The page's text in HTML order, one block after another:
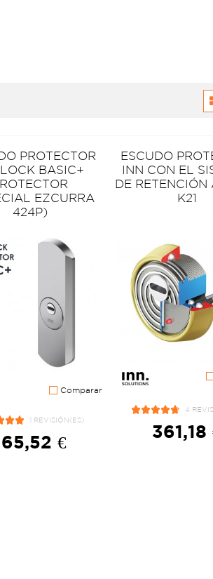
PROTECTOR
BASIC+
EZCURRA
424P)
Comparar
1 REVISIÓN(ES)
€
ESCUDO
INN CON EL
DE RETENCIÓN
K21
4
361,18